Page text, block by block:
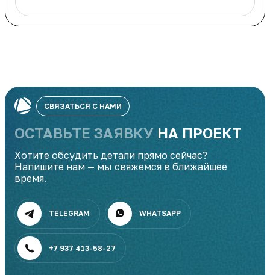
СВЯЗАТЬСЯ С НАМИ
ОСТАВЬТЕ ЗАЯВКУ НА ПРОЕКТ
Хотите обсудить детали прямо сейчас?
Напишите нам — мы свяжемся в ближайшее
время.
TELEGRAM WHATSAPP
+7 937 413-58-27